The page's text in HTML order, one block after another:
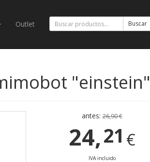
Outlet Buscar
antes:26,90 €
24,21 €
IVA incluido